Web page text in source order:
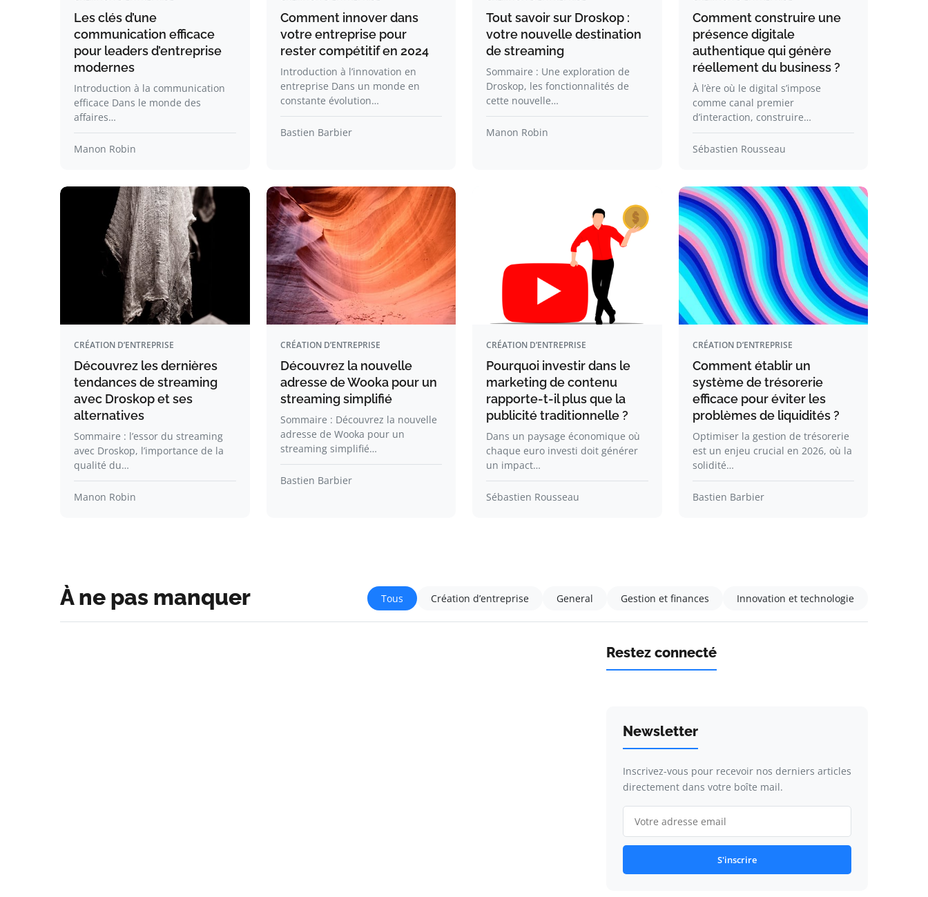
Les clés d’une
communication efficace
pour leaders d’entreprise
modernes
Introduction à la communication
efficace Dans le monde des
affaires…
Manon Robin
Comment innover dans
votre entreprise pour
rester compétitif en 2024
Introduction à l’innovation en
entreprise Dans un monde en
constante évolution…
Bastien Barbier
Tout savoir sur Droskop :
votre nouvelle destination
de streaming
Sommaire : Une exploration de
Droskop, les fonctionnalités de
cette nouvelle…
Manon Robin
Comment construire une
présence digitale
authentique qui génère
réellement du business ?
À l’ère où le digital s’impose
comme canal premier
d’interaction, construire…
Sébastien Rousseau
CRÉATION D’ENTREPRISE
Découvrez les dernières
tendances de streaming
avec Droskop et ses
alternatives
Sommaire : l’essor du streaming
avec Droskop, l’importance de la
qualité du…
Manon Robin
CRÉATION D’ENTREPRISE
Découvrez la nouvelle
adresse de Wooka pour un
streaming simplifié
Sommaire : Découvrez la nouvelle
adresse de Wooka pour un
streaming simplifié…
Bastien Barbier
CRÉATION D’ENTREPRISE
Pourquoi investir dans le
marketing de contenu
rapporte-t-il plus que la
publicité traditionnelle ?
Dans un paysage économique où
chaque euro investi doit générer
un impact…
Sébastien Rousseau
CRÉATION D’ENTREPRISE
Comment établir un
système de trésorerie
efficace pour éviter les
problèmes de liquidités ?
Optimiser la gestion de trésorerie
est un enjeu crucial en 2026, où la
solidité…
Bastien Barbier
À ne pas manquer Tous Création d’entreprise General Gestion et finances Innovation et technologie
Restez connecté
Newsletter
Inscrivez-vous pour recevoir nos derniers articles
directement dans votre boîte mail.
S'inscrire